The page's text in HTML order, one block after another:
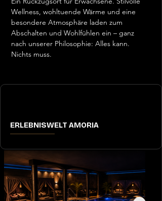
Wellness, wohltuende Wärme und eine
besondere Atmosphäre laden zum
Abschalten und Wohlfühlen ein – ganz
nach unserer Philosophie: Alles kann.
Nichts muss.
ERLEBNISWELT AMORIA